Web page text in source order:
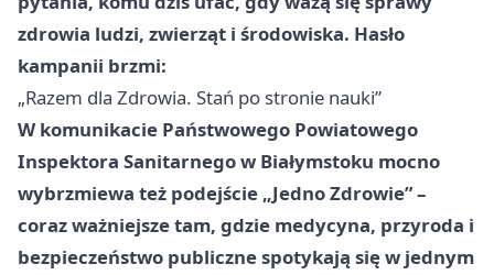
zdrowia ludzi, zwierząt i środowiska. Hasło
kampanii brzmi:
„Razem dla Zdrowia. Stań po stronie nauki”
W komunikacie Państwowego Powiatowego
Inspektora Sanitarnego w Białymstoku mocno
wybrzmiewa też podejście „Jedno Zdrowie” –
coraz ważniejsze tam, gdzie medycyna, przyroda i
bezpieczeństwo publiczne spotykają się w jednym